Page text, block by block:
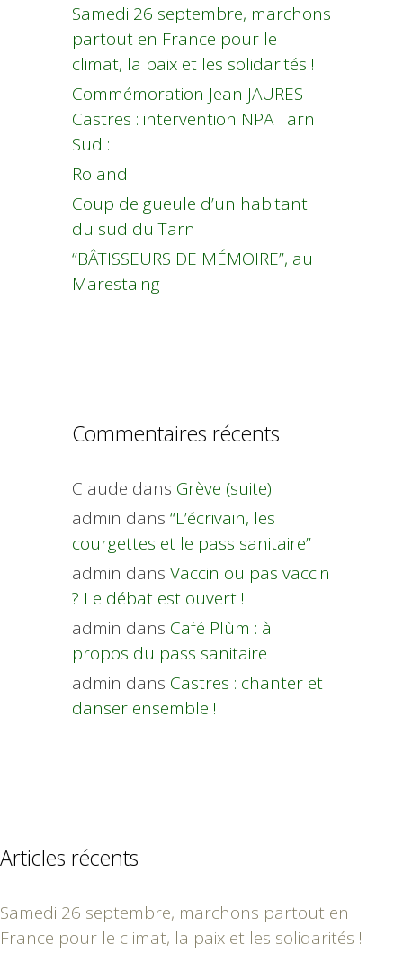
Samedi 26 septembre, marchons
partout en France pour le
climat, la paix et les solidarités !
Commémoration Jean JAURES
Castres : intervention NPA Tarn
Sud :
Roland
Coup de gueule d’un habitant
du sud du Tarn
“BÂTISSEURS DE MÉMOIRE”, au
Marestaing
Commentaires récents
Claude dans Grève (suite)
admin dans “L’écrivain, les
courgettes et le pass sanitaire”
admin dans Vaccin ou pas vaccin
? Le débat est ouvert !
admin dans Café Plùm : à
propos du pass sanitaire
admin dans Castres : chanter et
danser ensemble !
Articles récents
Samedi 26 septembre, marchons partout en
France pour le climat, la paix et les solidarités !